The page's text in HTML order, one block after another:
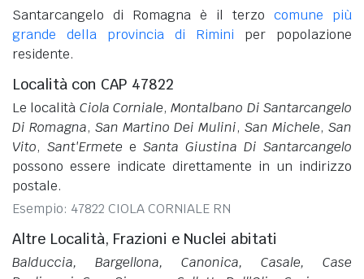
Santarcangelo di Romagna è il terzo comune più
grande della provincia di Rimini per popolazione
residente.
Località con CAP 47822
Le località Ciola Corniale,Montalbano Di Santarcangelo
Di Romagna, San Martino Dei Mulini, San Michele, San
Vito, Sant'Ermete e Santa Giustina Di Santarcangelo
possono essere indicate direttamente in un indirizzo
postale.
Esempio: 47822 CIOLA CORNIALE RN
Altre Località, Frazioni e Nuclei abitati
Balduccia, Bargellona, Canonica, Casale, Case